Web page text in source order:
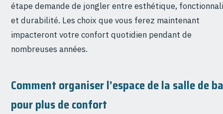
étape demande de jongler entre esthétique,
et durabilité. Les choix que vous ferez maintenant
impacteront votre confort quotidien pendant de
nombreuses années.
Comment organiser l’espace de la salle de
pour plus de confort